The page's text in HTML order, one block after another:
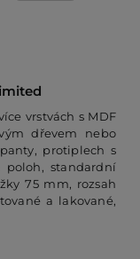
vrstvách s MDF
dřevem nebo
protiplech s
standardní
75 mm, rozsah
a lakované,